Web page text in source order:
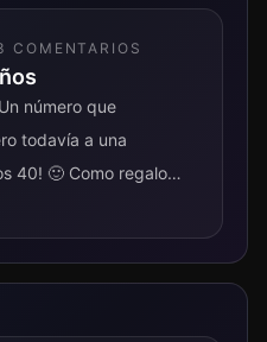
COMENTARIO S
número que
todavía a una
40! 🙂 Como regalo